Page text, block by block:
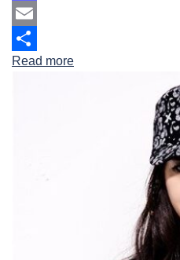
Mastodon
Email
Share
Read more